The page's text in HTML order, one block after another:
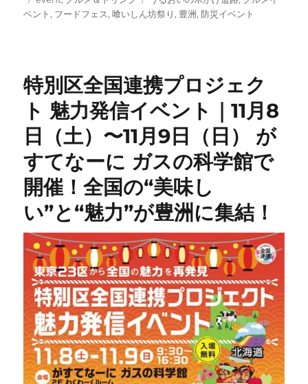
稿 テ
グ
ベント, フードフェス,喰いしん坊祭り, 豊洲,防災イベント
特別区全国連携プロジェク
ト 魅力発信イベント｜11月8
日（土）〜11月9日（日） が
すてなーに ガスの科学館で
開催！全国の“美味し
い”と“魅力”が豊洲に集結！